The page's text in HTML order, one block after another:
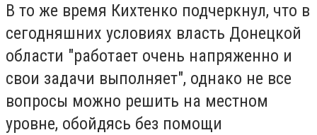
В то же время Кихтенко подчеркнул, что в
сегодняшних условиях власть Донецкой
области "работает очень напряженно и
свои задачи выполняет", однако не все
вопросы можно решить на местном
уровне, обойдясь без помощи